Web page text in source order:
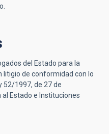
del Estado para la
litigio de conformidad con lo
52/1997, de 27 de
Estado e Instituciones